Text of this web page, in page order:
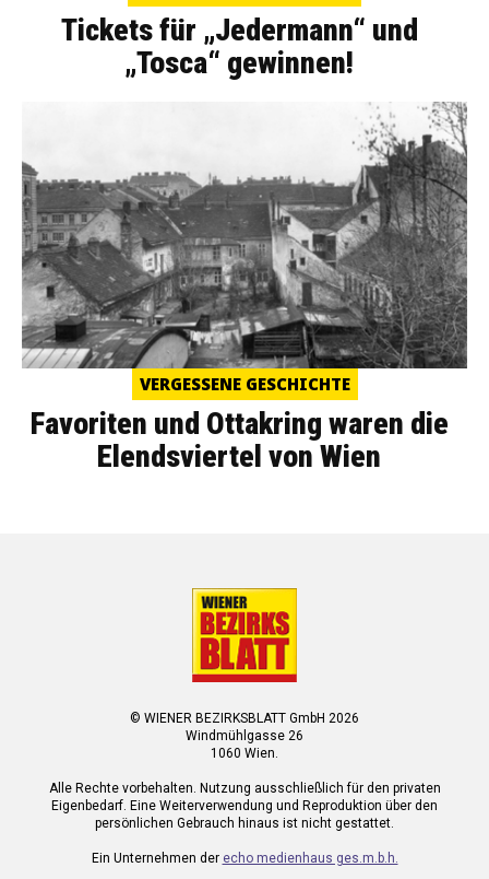
Tickets für „Jedermann“ und
„Tosca“ gewinnen!
VERGESSENE GESCHICHTE
Favoriten und Ottakring waren die
Elendsviertel von Wien
© WIENER BEZIRKSBLATT GmbH 2026
Windmühlgasse 26
1060 Wien.
Alle Rechte vorbehalten. Nutzung ausschließlich für den privaten
Eigenbedarf. Eine Weiterverwendung und Reproduktion über den
persönlichen Gebrauch hinaus ist nicht gestattet.
Ein Unternehmen der echo medienhaus ges.m.b.h.